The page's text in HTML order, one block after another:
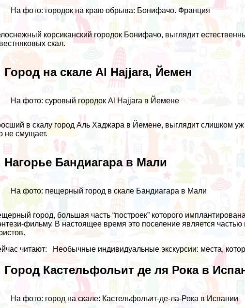
На фото: городок на краю обрыва: Бонифачо. Франция
корсиканский городок Бонифачо, выглядит
скал.
Город на скале Al Hajjara, Йемен
На фото: суровый городок Al Hajjara в Йемене
в скалу город Аль Хаджара в Йемене, выглядит слишком
не смущает.
Нагорье Бандиагара в Мали
На фото: пещерный город в скале Бандиагара в Мали
город, большая часть “построек” которого
фильму. В настоящее время это поселение является
читают:
Необычные индивидуальные экскурсии: места,
Город Кастельфольит де ля Рока в
На фото: город на скале: Кастельфольит-де-ла-Рока в Испании